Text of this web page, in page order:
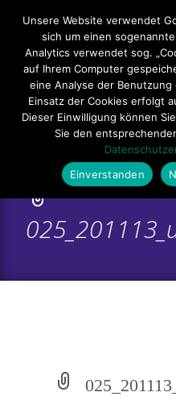
Impressum
Sitemap
Kontakt
Hauptmenü
Unsere Website verwendet
sich um einen
Analytics verwendet sog.
auf Ihrem Computer
eine Analyse der
Einsatz der Cookies erfolgt
Dieser Einwilligung können
Sie den
Einverstanden